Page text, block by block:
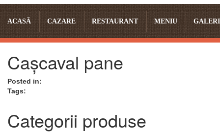
ACASĂ CAZARE RESTAURANT MENIU
Cașcaval pane
Posted in:
Tags:
Categorii produse